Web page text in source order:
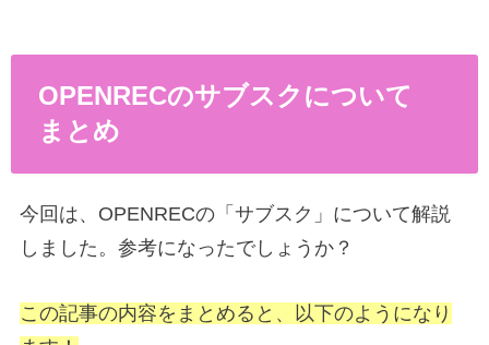
OPENRECのサブスクについて
まとめ
今回は、OPENRECの「サブスク」について解説
しました。参考になったでしょうか？
この記事の内容をまとめると、以下のようになり